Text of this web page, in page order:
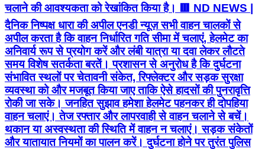
चलाने की आवश्यकता को रेखांकित किया है। 🟥 ND NEWS |
दैनिक निष्पक्ष धारा की अपील एनडी न्यूज़ सभी वाहन चालकों से
अपील करता है कि वाहन निर्धारित गति सीमा में चलाएं, हेलमेट का
अनिवार्य रूप से प्रयोग करें और लंबी यात्रा या दवा लेकर लौटते
समय विशेष सतर्कता बरतें। प्रशासन से अनुरोध है कि दुर्घटना
संभावित स्थलों पर चेतावनी संकेत, रिफ्लेक्टर और सड़क सुरक्षा
व्यवस्था को और मजबूत किया जाए ताकि ऐसे हादसों की पुनरावृत्ति
रोकी जा सके। जनहित सुझाव हमेशा हेलमेट पहनकर ही दोपहिया
वाहन चलाएं। तेज रफ्तार और लापरवाही से वाहन चलाने से बचें।
थकान या अस्वस्थता की स्थिति में वाहन न चलाएं। सड़क संकेतों
और यातायात नियमों का पालन करें। दुर्घटना होने पर तुरंत पुलिस